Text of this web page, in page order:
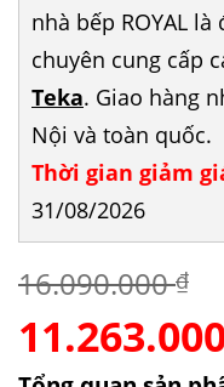
nhà bếp ROYAL là
chuyên cung cấp
Teka. Giao hàng
Nội và toàn quốc.
Thời gian giảm
31/08/2026
16.090.000₫
Giá
gốc